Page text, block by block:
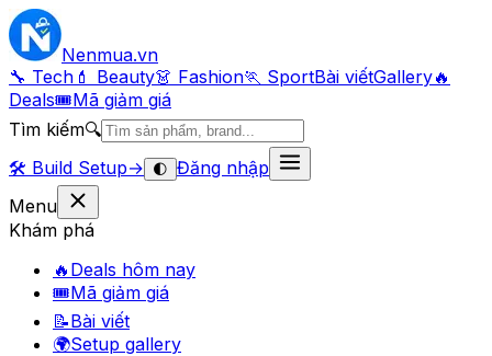
Nenmua.vn
🔧 Tech 💄 Beauty👗 Fashion🏃 SportBài viếtGallery🔥
Deals🎟Mã giảm giá
Tìm kiếm🔍
🛠️ Build Setup→ 🌓 Đăng nhập
Menu
Khám phá
🔥 Deals hôm nay
🎟Mã giảm giá
📝Bài viết
🌍Setup gallery